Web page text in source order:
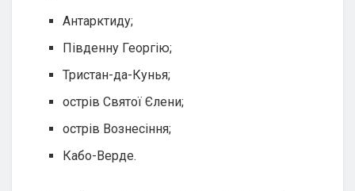
Антарктиду;
Південну Георгію;
Тристан-да-Кунья;
острів Святої Єлени;
острів Вознесіння;
Кабо-Верде.